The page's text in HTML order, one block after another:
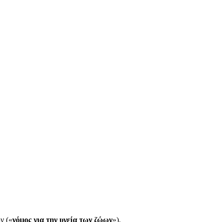
(«νόμος για την υγεία των ζώων»).